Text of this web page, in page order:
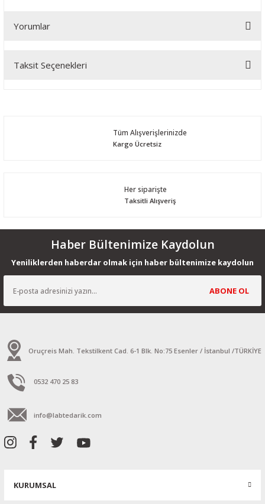
Yorumlar
Taksit Seçenekleri
Tüm Alışverişlerinizde
Kargo Ücretsiz
Her siparişte
Taksitli Alışveriş
Haber Bültenimize Kaydolun
Yeniliklerden haberdar olmak için haber bültenimize kaydolun
ABONE OL
Oruçreis Mah. Tekstilkent Cad. 6-1 Blk. No:75 Esenler / İstanbul /TÜRKİYE
0532 470 25 83
info@labtedarik.com
KURUMSAL